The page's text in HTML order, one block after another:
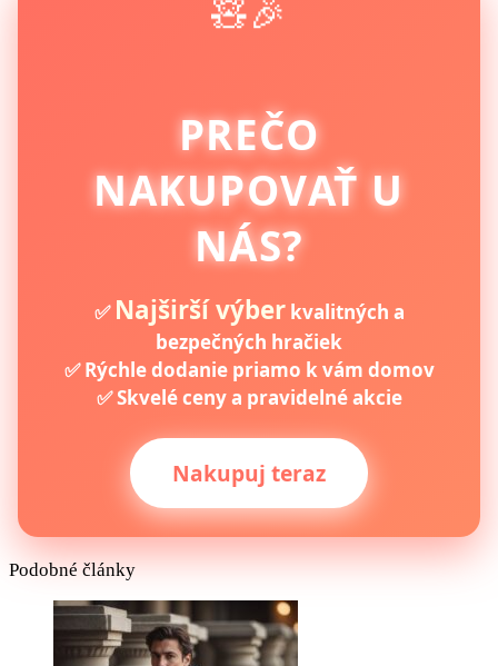
🧸🎉
PREČO
NAKUPOVAŤ U
NÁS?
✅ Najširší výberkvalitných a
bezpečných hračiek
✅ Rýchle dodanie priamo k vám domov
✅ Skvelé ceny a pravidelné akcie
Nakupuj teraz
Podobné články